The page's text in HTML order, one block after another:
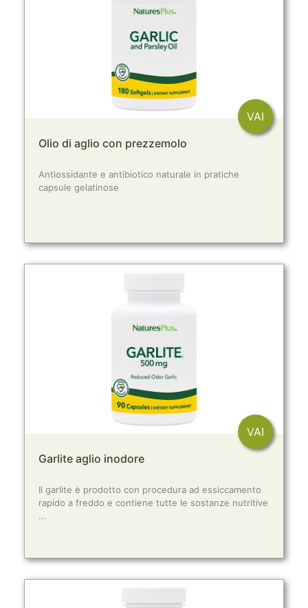
VAI
Olio di aglio con prezzemolo
Antiossidante e antibiotico naturale in pratiche
capsule gelatinose
VAI
Garlite aglio inodore
Il garlite è prodotto con procedura ad essiccamento
rapido a freddo e contiene tutte le sostanze nutritive
...